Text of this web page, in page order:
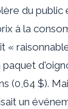
du public
à la
«
paquet
(0,64 $).
un